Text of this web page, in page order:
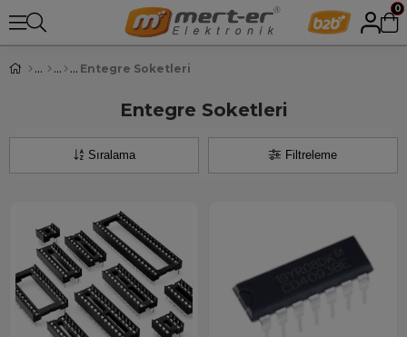
0
Entegre Soketleri
Entegre Soketleri
Filtreleme
Sıralama